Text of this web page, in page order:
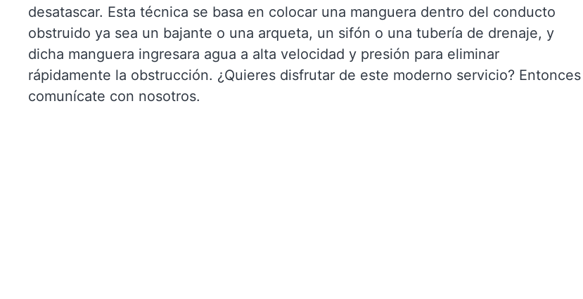
desatascar. Esta técnica se basa en colocar una manguera dentro del conducto
obstruido ya sea un bajante o una arqueta, un sifón o una tubería de drenaje, y
dicha manguera ingresara agua a alta velocidad y presión para eliminar
rápidamente la obstrucción. ¿Quieres disfrutar de este moderno servicio? Entonces
comunícate con nosotros.